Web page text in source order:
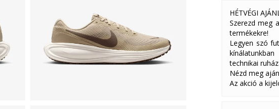
HÉTVÉGI
Szerezd meg
termékekre!
Legyen szó
technikai
Nézd meg
Az akció a